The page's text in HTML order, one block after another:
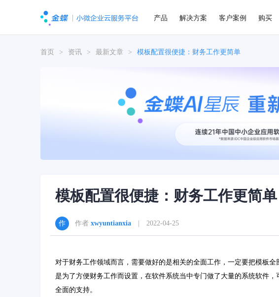
产品 解决方案 客户案例 购买
首页 > 资讯 > 最新文章 > 模板配置很便捷：财务工作更简单
模板配置很便捷：财务工作更简单
作者 xwyuntianxia | 2022-04-25
对于财务工作领域而言，需要做好的是相关的全面工作，一定要把模板全
是为了方便财务工作而设置，在软件系统当中专门做了大量的系统软件
全面的支持。